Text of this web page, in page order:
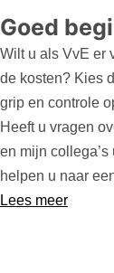
Goed
Wilt u als VvE er
de kosten? Kies
grip en controle
Heeft u vragen
en mijn
helpen u naar
Lees meer